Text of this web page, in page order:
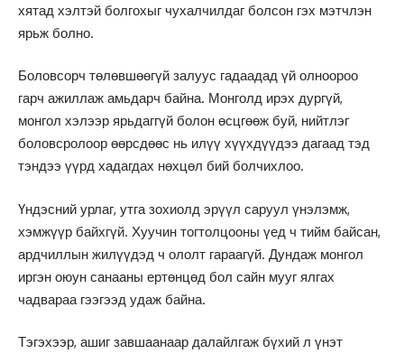
хятад хэлтэй болгохыг чухалчилдаг болсон гэх мэтчлэн
ярьж болно.
Боловсорч төлөвшөөгүй залуус гадаадад үй олноороо
гарч ажиллаж амьдарч байна. Монголд ирэх дургүй,
монгол хэлээр ярьдаггүй болон өсцгөөж буй, нийтлэг
боловсролоор өөрсдөөс нь илүү хүүхдүүдээ дагаад тэд
тэндээ үүрд хадагдах нөхцөл бий болчихлоо.
Үндэсний урлаг, утга зохиолд эрүүл саруул үнэлэмж,
хэмжүүр байхгүй. Хуучин тогтолцооны үед ч тийм байсан,
ардчиллын жилүүдэд ч ололт гараагүй. Дундаж монгол
иргэн оюун санааны ертөнцөд бол сайн мууг ялгах
чадвараа гээгээд удаж байна.
Тэгэхээр, ашиг завшаанаар далайлгаж бүхий л үнэт